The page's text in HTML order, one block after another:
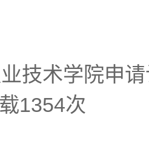
技术学院申
1354次